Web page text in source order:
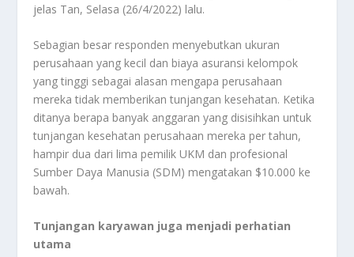
jelas Tan, Selasa (26/4/2022) lalu.
Sebagian besar responden menyebutkan ukuran
perusahaan yang kecil dan biaya asuransi kelompok
yang tinggi sebagai alasan mengapa perusahaan
mereka tidak memberikan tunjangan kesehatan. Ketika
ditanya berapa banyak anggaran yang disisihkan untuk
tunjangan kesehatan perusahaan mereka per tahun,
hampir dua dari lima pemilik UKM dan profesional
Sumber Daya Manusia (SDM) mengatakan $10.000 ke
bawah.
Tunjangan karyawan juga menjadi perhatian
utama